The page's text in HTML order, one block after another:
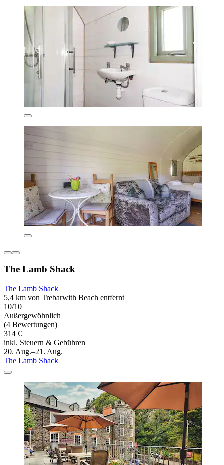
The Lamb Shack
The Lamb Shack
5,4 km von Trebarwith Beach entfernt
10/10
Außergewöhnlich
(4 Bewertungen)
314 €
inkl. Steuern & Gebühren
20. Aug.–21. Aug.
The Lamb Shack